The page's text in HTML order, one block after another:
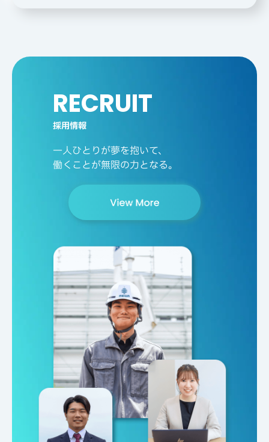
RECRUIT
採用情報
一人ひとりが夢を抱いて、
働くことが無限の力となる。